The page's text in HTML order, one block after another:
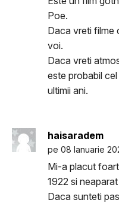
Poe.
Daca vreti filme
voi.
Daca vreti
este probabil
ultimii ani.
haisaradem
pe 08 Ianuarie
Mi-a placut
1922 si
Daca sunteti